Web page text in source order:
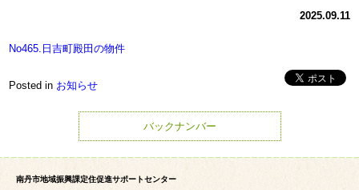
2025.09.11
No465.日吉町殿田の物件
Posted in お知らせ
バックナンバー
南丹市地域振興課定住促進サポートセンター